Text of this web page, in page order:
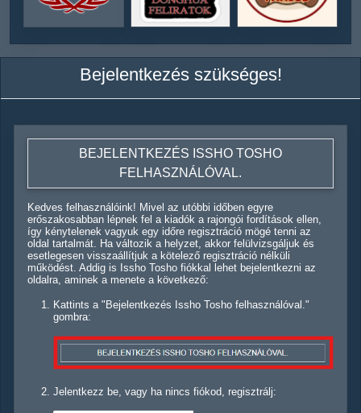
Bejelentkezés szükséges!
BEJELENTKEZÉS ISSHO TOSHO
FELHASZNÁLÓVAL.
Kedves felhasználóink! Mivel az utóbbi időben egyre
erőszakosabban lépnek fel a kiadók a rajongói fordítások ellen,
így kénytelenek vagyuk egy időre regisztráció mögé tenni az
oldal tartalmát. Ha változik a helyzet, akkor felülvizsgáljuk és
esetlegesen visszaállítjuk a kötelező regisztráció nélküli
működést. Addig is Issho Tosho fiókkal lehet bejelentkezni az
oldalra, aminek a menete a következő:
Kattints a "Bejelentkezés Issho Tosho felhasználóval."
gombra:
Jelentkezz be, vagy ha nincs fiókod, regisztrálj: